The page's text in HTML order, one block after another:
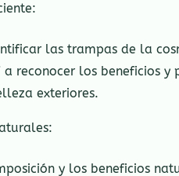
las trampas de la
a reconocer los beneficios
exteriores.
y los beneficios